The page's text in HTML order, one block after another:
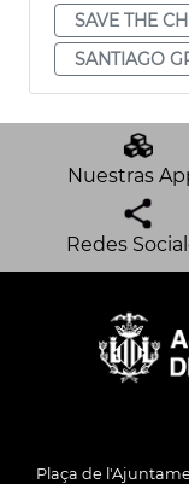
SAVE THE
SANTIAGO
Nuestras
Redes
Plaça de